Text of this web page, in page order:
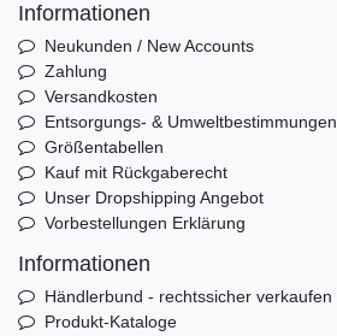
Informationen
Neukunden / New Accounts
Zahlung
Versandkosten
Entsorgungs- & Umweltbestimmungen
Größentabellen
Kauf mit Rückgaberecht
Unser Dropshipping Angebot
Vorbestellungen Erklärung
Informationen
Händlerbund - rechtssicher verkaufen
Produkt-Kataloge